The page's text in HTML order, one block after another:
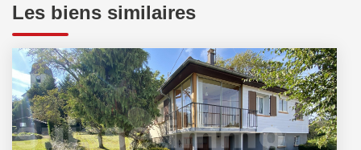
Les biens similaires